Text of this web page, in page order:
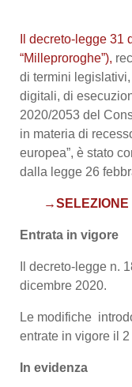
Il decreto-legge 31
“Milleproroghe”),
di termini
digitali, di
2020/2053 del
in materia di
europea”, è stato
dalla legge 26
→SELEZIONE
Entrata in vigore
Il decreto-legge n.
dicembre 2020.
Le modifiche
entrate in vigore il
In evidenza